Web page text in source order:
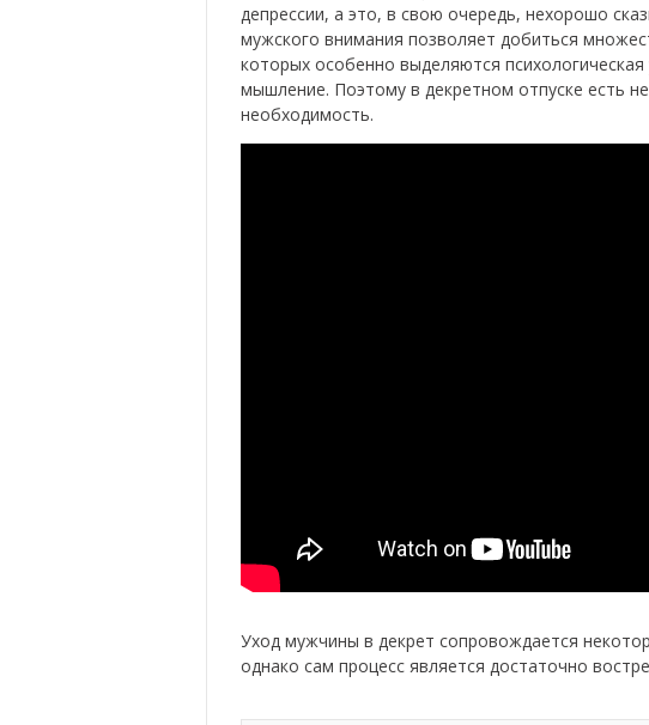
депрессии, а это, в свою очередь, нехорошо
мужского внимания позволяет добиться
которых особенно выделяются
мышление. Поэтому в декретном отпуске есть
необходимость.
Уход мужчины в декрет сопровождается
однако сам процесс является достаточно